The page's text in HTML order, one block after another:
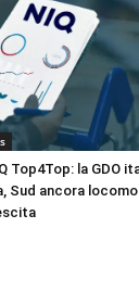
Top4Top: la GDO
Sud ancora